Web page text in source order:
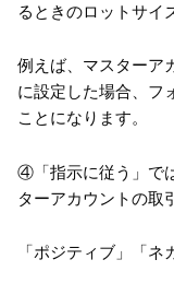
るときのロットサイ
例えば、マスターア
に設定した場合、フ
ことになります。
④「指示に従う」で
ターアカウントの取
「ポジティブ」「ネ